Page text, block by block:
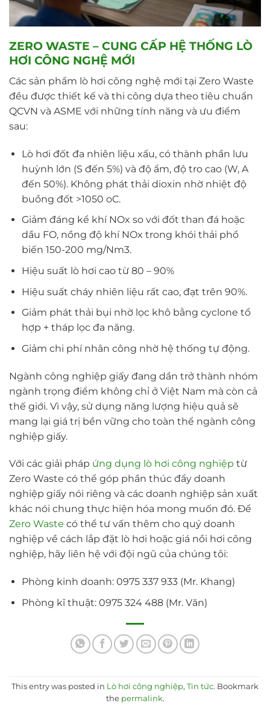
ZERO WASTE – CUNG CẤP HỆ THỐNG LÒ
HƠI CÔNG NGHỆ MỚI
Các sản phẩm lò hơi công nghệ mới tại Zero Waste
đều được thiết kế và thi công dựa theo tiêu chuẩn
QCVN và ASME với những tính năng và ưu điểm
sau:
Lò hơi đốt đa nhiên liệu xấu, có thành phần lưu
huỳnh lớn (S đến 5%) và độ ẩm, độ tro cao (W, A
đến 50%). Không phát thải dioxin nhờ nhiệt độ
buồng đốt >1050 oC.
Giảm đáng kể khí NOx so với đốt than đá hoặc
dầu FO, nồng độ khí NOx trong khói thải phổ
biến 150-200 mg/Nm3.
Hiệu suất lò hơi cao từ 80 – 90%
Hiệu suất cháy nhiên liệu rất cao, đạt trên 90%.
Giảm phát thải bụi nhờ lọc khô bằng cyclone tổ
hợp + tháp lọc đa năng.
Giảm chi phí nhân công nhờ hệ thống tự động.
Ngành công nghiệp giấy đang dần trở thành nhóm
ngành trọng điểm không chỉ ở Việt Nam mà còn cả
thế giới. Vì vậy, sử dụng năng lượng hiệu quả sẽ
mang lại giá trị bền vững cho toàn thể ngành công
nghiệp giấy.
Với các giải pháp ứng dụng lò hơi công nghiệp từ
Zero Waste có thể góp phần thúc đẩy doanh
nghiệp giấy nói riêng và các doanh nghiệp sản xuất
khác nói chung thực hiện hóa mong muốn đó. Để
Zero Waste có thể tư vấn thêm cho quý doanh
nghiệp về cách lắp đặt lò hơi hoặc giá nồi hơi công
nghiệp, hãy liên hệ với đội ngũ của chúng tôi:
Phòng kinh doanh: 0975 337 933 (Mr. Khang)
Phòng kĩ thuật: 0975 324 488 (Mr. Văn)
This entry was posted in Lò hơi công nghiệp, Tin tức. Bookmark
the permalink.